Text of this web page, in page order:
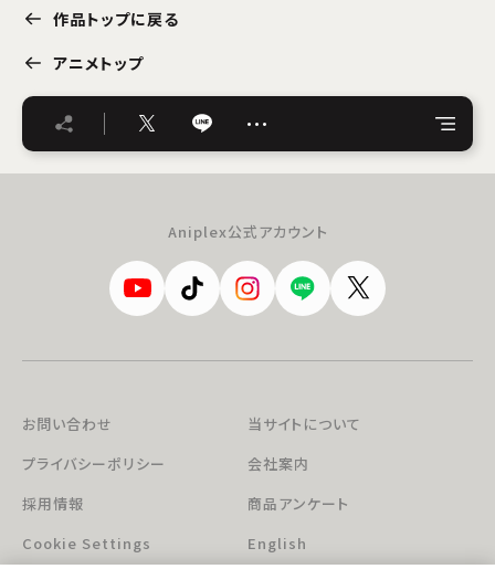
作品トップに戻る
アニメトップ
…
Aniplex公式アカウント
お問い合わせ
当サイトについて
プライバシーポリシー
会社案内
採用情報
商品アンケート
Cookie Settings
English